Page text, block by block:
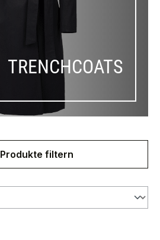
TRENCHCOATS
Produkte filtern